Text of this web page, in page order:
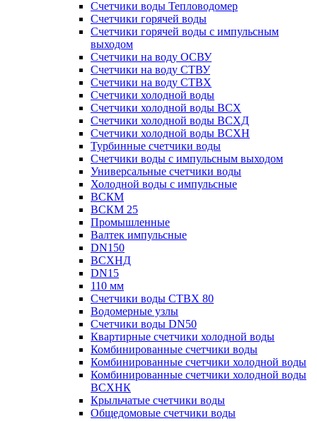
Счетчики воды Тепловодомер
Счетчики горячей воды
Счетчики горячей воды с импульсным
выходом
Счетчики на воду ОСВУ
Счетчики на воду СТВУ
Счетчики на воду СТВХ
Счетчики холодной воды
Счетчики холодной воды ВСХ
Счетчики холодной воды ВСХД
Счетчики холодной воды ВСХН
Турбинные счетчики воды
Счетчики воды с импульсным выходом
Универсальные счетчики воды
Холодной воды с импульсные
ВСКМ
ВСКМ 25
Промышленные
Валтек импульсные
DN150
ВСХНД
DN15
110 мм
Счетчики воды СТВХ 80
Водомерные узлы
Счетчики воды DN50
Квартирные счетчики холодной воды
Комбинированные счетчики воды
Комбинированные счетчики холодной воды
Комбинированные счетчики холодной воды
ВСХНК
Крыльчатые счетчики воды
Общедомовые счетчики воды